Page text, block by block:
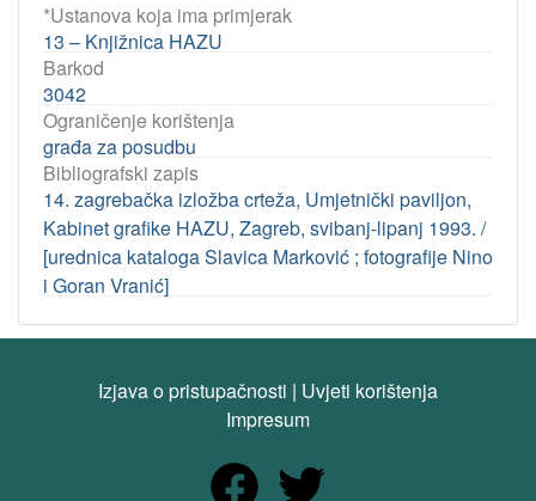
*Ustanova koja ima primjerak
13 – Knjižnica HAZU
Barkod
3042
Ograničenje korištenja
građa za posudbu
Bibliografski zapis
14. zagrebačka izložba crteža, Umjetnički paviljon,
Kabinet grafike HAZU, Zagreb, svibanj-lipanj 1993. /
[urednica kataloga Slavica Marković ; fotografije Nino
i Goran Vranić]
Izjava o pristupačnosti | Uvjeti korištenja
Impresum